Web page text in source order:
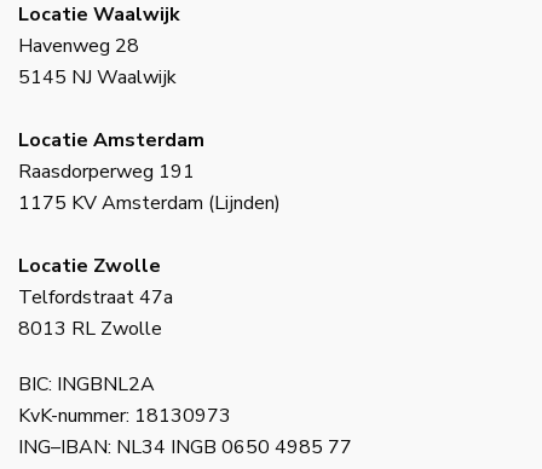
Locatie Waalwijk
Havenweg 28
5145 NJ Waalwijk
Locatie Amsterdam
Raasdorperweg 191
1175 KV Amsterdam (Lijnden)
Locatie Zwolle
Telfordstraat 47a
8013 RL Zwolle
BIC: INGBNL2A
KvK-nummer: 18130973
ING–IBAN: NL34 INGB 0650 4985 77